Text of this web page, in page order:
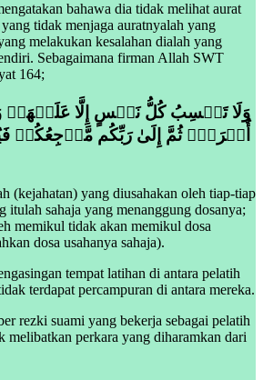
bahawa dia tidak melihat aurat
tidak menjaga auratnyalah yang
melakukan kesalahan dialah yang
Sebagaimana firman Allah SWT
164;
وَلَا تَكۡسِبُ كُلُّ نَفۡسٍ إِلَّا عَلَیۡهَاۚ
أُخۡرَىٰۚ ثُمَّ إِلَىٰ رَبِّكُم مَّرۡجِعُكُمۡ
(kejahatan) yang diusahakan oleh tiap-tiap
itulah sahaja yang menanggung dosanya;
memikul tidak akan memikul dosa
dosa usahanya sahaja).
tempat latihan di antara pelatih
terdapat percampuran di antara mereka.
rezki suami yang bekerja sebagai pelatih
melibatkan perkara yang diharamkan dari